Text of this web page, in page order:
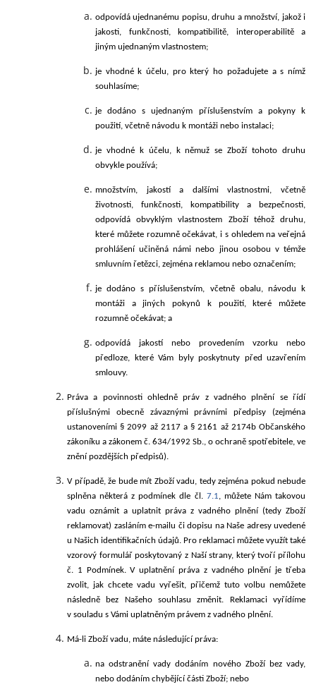
odpovídá ujednanému popisu, druhu a množství, jakož i
jakosti, funkčnosti, kompatibilitě, interoperabilitě a
jiným ujednaným vlastnostem;
je vhodné k účelu, pro který ho požadujete a s nímž
souhlasíme;
je dodáno s ujednaným příslušenstvím a pokyny k
použití, včetně návodu k montáži nebo instalaci;
je vhodné k účelu, k němuž se Zboží tohoto druhu
obvykle používá;
množstvím, jakostí a dalšími vlastnostmi, včetně
životnosti, funkčnosti, kompatibility a bezpečnosti,
odpovídá obvyklým vlastnostem Zboží téhož druhu,
které můžete rozumně očekávat, i s ohledem na veřejná
prohlášení učiněná námi nebo jinou osobou v témže
smluvním řetězci, zejména reklamou nebo označením;
je dodáno s příslušenstvím, včetně obalu, návodu k
montáži a jiných pokynů k použití, které můžete
rozumně očekávat; a
odpovídá jakostí nebo provedením vzorku nebo
předloze, které Vám byly poskytnuty před uzavřením
smlouvy.
Práva a povinnosti ohledně práv z vadného plnění se řídí
příslušnými obecně závaznými právními předpisy (zejména
ustanoveními § 2099 až 2117 a § 2161 až 2174b Občanského
zákoníku a zákonem č. 634/1992 Sb., o ochraně spotřebitele, ve
znění pozdějších předpisů).
V případě, že bude mít Zboží vadu, tedy zejména pokud nebude
splněna některá z podmínek dle čl. 7.1, můžete Nám takovou
vadu oznámit a uplatnit práva z vadného plnění (tedy Zboží
reklamovat) zasláním e-mailu či dopisu na Naše adresy uvedené
u Našich identifikačních údajů. Pro reklamaci můžete využít také
vzorový formulář poskytovaný z Naší strany, kterýtvoří přílohu
č. 1 Podmínek. V uplatnění práva z vadného plnění je třeba
zvolit, jak chcete vadu vyřešit, přičemž tuto volbu nemůžete
následně bez Našeho souhlasu změnit. Reklamaci vyřídíme
v souladu s Vámi uplatněným právem z vadného plnění.
Má-li Zboží vadu, máte následující práva:
na odstranění vady dodáním nového Zboží bez vady,
nebo dodáním chybějící části Zboží; nebo